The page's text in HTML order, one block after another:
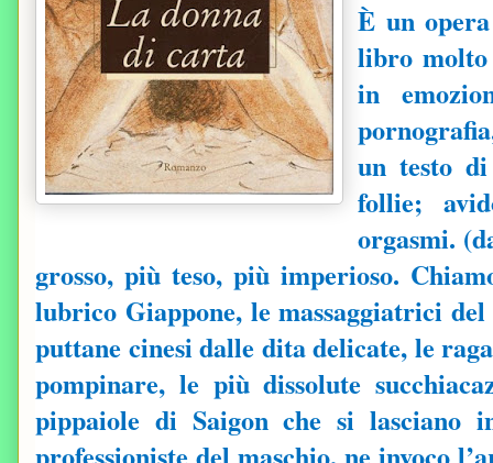
È un
libro
in
un testo
follie;
orgasmi.
grosso, più teso, più imperioso.
lubrico Giappone, le massaggiatrici
puttane cinesi dalle dita delicate, le
pompinare, le più dissolute
pippaiole di Saigon che si lasciano